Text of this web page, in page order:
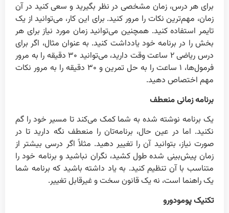
برای هر درس، زمان مشخصی در نظر بگیرید و سعی کنید در آن
زمان، مهم‌ترین نکات را مرور کنید. برای این کار، می‌توانید از یک
تایمر استفاده کنید. همچنین می‌توانید زمان مورد نیاز برای هر
بخش را در برنامه خود یادداشت کنید. به عنوان مثال، اگر برای
درس ریاضی ۲ ساعت وقت دارید، می‌توانید ۳۰ دقیقه را به مرور
فرمول‌ها، ۱ ساعت را به حل تمرین و ۳۰ دقیقه را به مرور نکات
مهم اختصاص دهید.
برنامه زمانی منعطف
یک برنامه نوشته شده به شما کمک می‌کند تا مسیر خود را گم
نکنید. اما در عین حال، برنامه‌تان را منعطف نگه دارید تا در
صورت نیاز، بتوانید آن را تغییر دهید. مثلاً اگر درسی بیشتر از
زمان پیش‌بینی شده طول کشید، نگران نباشید و برنامه خود را
متناسب با آن تنظیم کنید. به یاد داشته باشید که برنامه شما
یک راهنما است، نه یک قانون سخت و غیرقابل تغییر.
تکنیک پومودورو